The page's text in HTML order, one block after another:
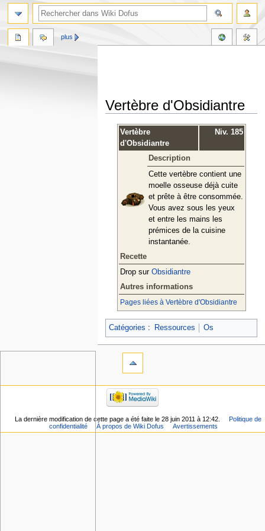
Vertèbre d'Obsidiantre
Vertèbre
d'Obsidiantre
Niv. 185
Description
Cette vertèbre contient une
moelle osseuse déjà cuite
et prête à être consommée.
Vous avez sous les yeux
et entre les mains les
prémices de la cuisine
instantanée.
Recette
Drop sur Obsidiantre
Autres informations
Pages liées à Vertèbre d'Obsidiantre
Catégories : Ressources Os
plus
La dernière modification de cette page a été faite le 28 juin 2011 à 12:42.
Politique de
confidentialité
À propos de Wiki Dofus Avertissements